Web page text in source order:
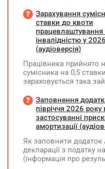
потрібно вимагати від
постачальника після
у зв'язку з повним
чинності Технічного
косметичну продукцію,
20.01.2021 р. №65?
Зарахування
ставки до квоти
працевлаштування
інвалідністю у
(аудіоверсія)
Працівника прийнято
сумісника на 0,5
зараховується така
осіб з інвалідністю
вимог законодавства?
Заповнення
півріччя 2026 року
застосуванні
амортизації
Як заповнити
декларації з податку
(інформація про